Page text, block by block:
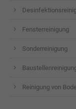
Fensterreinigung
Sonderreinigung
Reinigung von